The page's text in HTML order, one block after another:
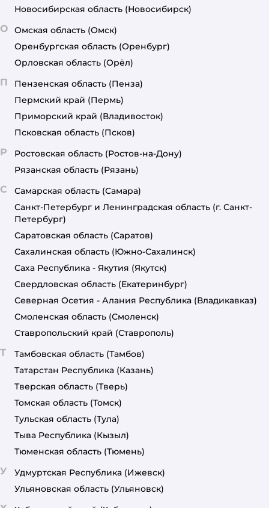
Новосибирская область (Новосибирск)
О Омская область (Омск)
Оренбургская область (Оренбург)
Орловская область (Орёл)
П Пензенская область (Пенза)
Пермский край (Пермь)
Приморский край (Владивосток)
Псковская область (Псков)
Р Ростовская область (Ростов-на-Дону)
Рязанская область (Рязань)
С Самарская область (Самара)
Санкт-Петербург и Ленинградская область (г. Санкт-
Петербург)
Саратовская область (Саратов)
Сахалинская область (Южно-Сахалинск)
Саха Республика - Якутия (Якутск)
Свердловская область (Екатеринбург)
Северная Осетия - Алания Республика (Владикавказ)
Смоленская область (Смоленск)
Ставропольский край (Ставрополь)
Т Тамбовская область (Тамбов)
Татарстан Республика (Казань)
Тверская область (Тверь)
Томская область (Томск)
Тульская область (Тула)
Тыва Республика (Кызыл)
Тюменская область (Тюмень)
У Удмуртская Республика (Ижевск)
Ульяновская область (Ульяновск)